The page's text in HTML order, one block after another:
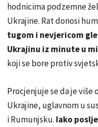
hodnicima podzemne
Ukrajine. Rat donosi
tugom i nevjericom
Ukrajinu iz minute u
koji se bore protiv
Procjenjuje se da je
Ukrajine, uglavnom u
i Rumunjsku. Iako